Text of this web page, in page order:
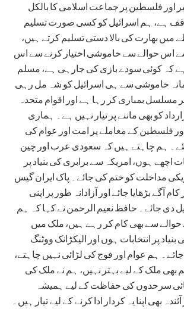
اور فلسطین پر جماعت اسلامی کا بالکل
ہے، ہم اسرائیل کو کسی صورت تسلیم
میں بھارت کی بالا دستی تسلیم کرتے ہیں،
اس حوالے سے خاموشی اختیار کرنے سے اس
ہے کہ کوئی سودے بازی کی جارہی ہے، مسلم
خاموشی سے ہی اسرائیل کو شہ مل رہی
مسلسل بمباری کر رہا ہے اور اقوام متحدہ
کو بھی ماننے پر تیار نہیں ہے۔ ہماری
فلسطین کے معاملے پر امت اور عوام کی
ہم چاہتے ہیں کہ سعودی عرب اور چین
اچھے ہوں، امریکہ سے برابری کی بنیاد پر
مداخلت کو ختم کی جائے۔ پاک ایران گیس
آگے بڑھایا جائے اور آزادانہ طور پر اپنی
دی جائے۔ حافظ نعیم الرحمن نے کہا کہ ہم
حوالے سے بھی کام کر رہے ہیں، ملک میں
پر انتخابات ہوں اور الیکڑانک ووٹنگ
ہم عوام اور فوج کی لڑائی نہیں چاہتے،
بھی ملک کے لیے بہتر نہیں، ہم نے ملک کی
سرحدوں کی حفاظت کے لیے ہمیشہ
بھی اپنا یہ کردار ادا کرنے کے لیے تیار ہیں۔